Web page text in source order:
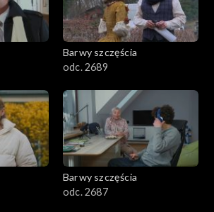
Barwy szczęścia
odc. 2689
Barwy szczęścia
odc. 2687